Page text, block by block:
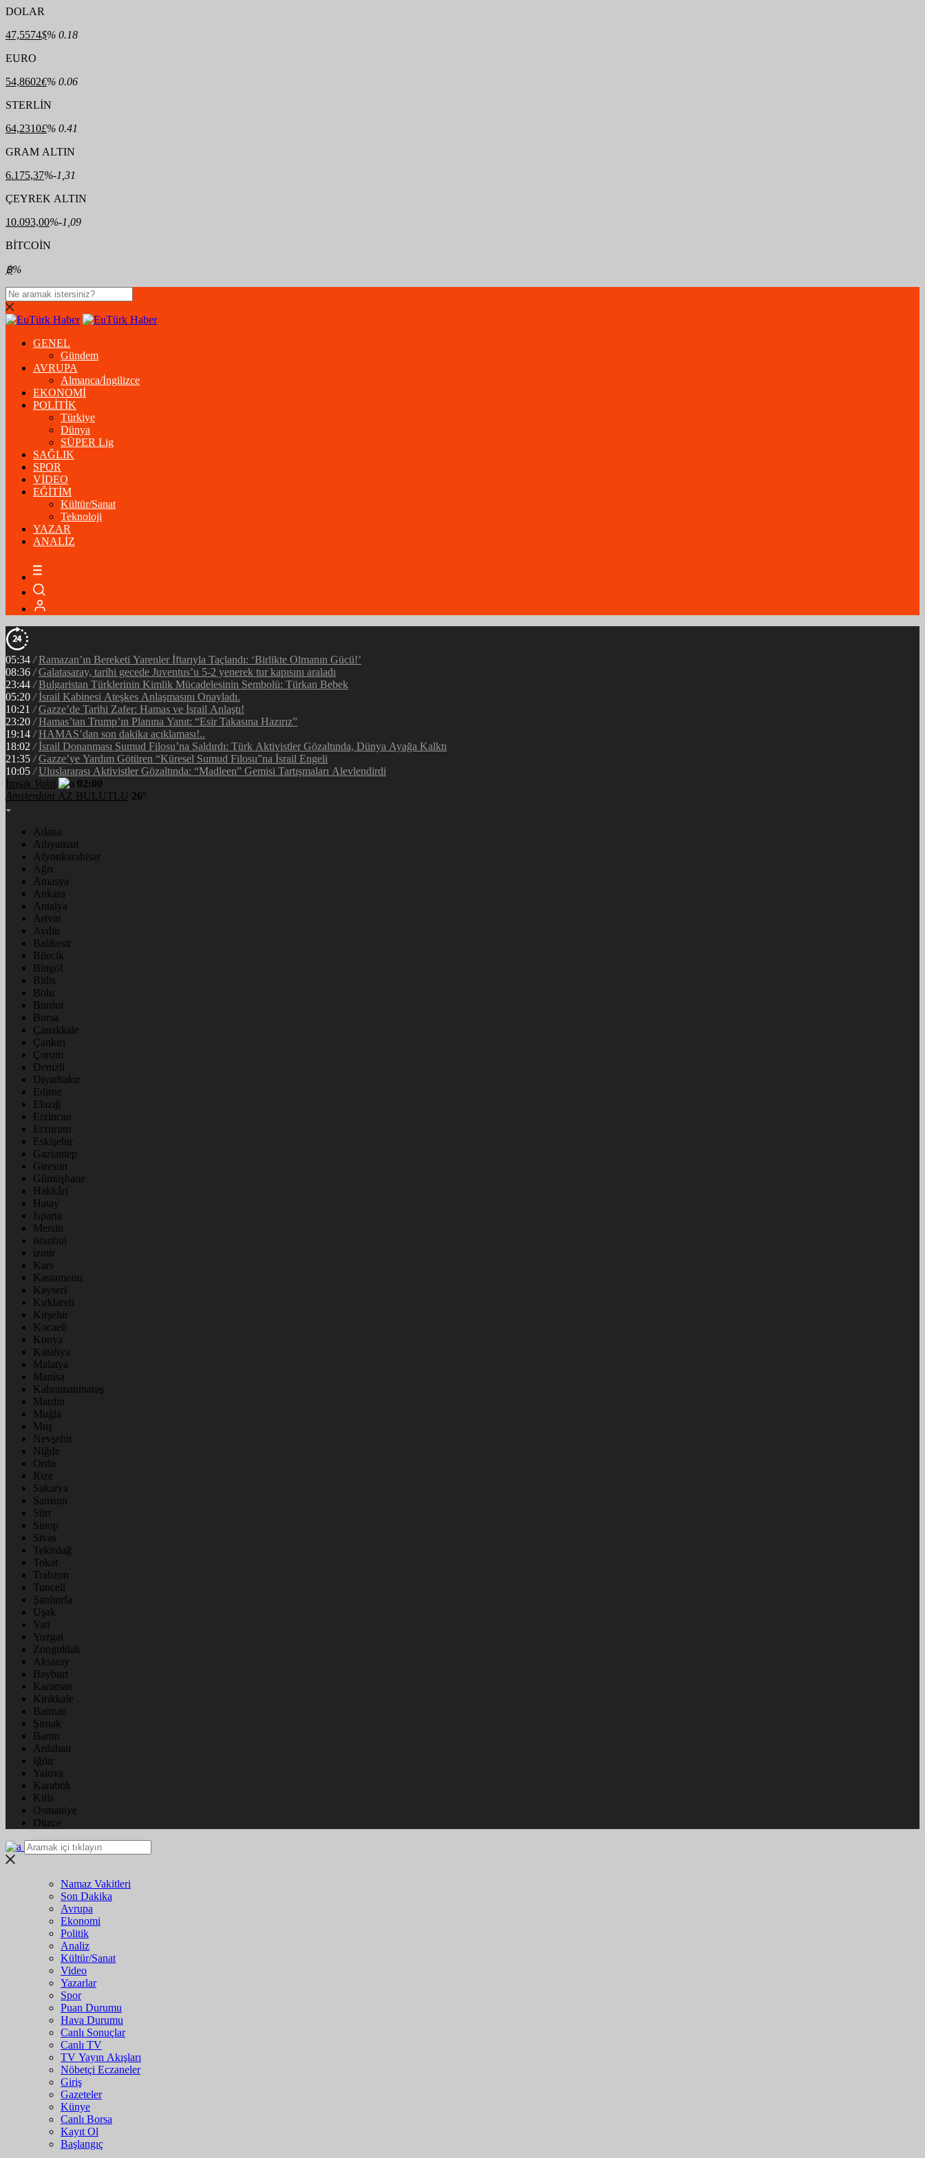
DOLAR
47,5574$% 0.18
EURO
54,8602€% 0.06
STERLİN
64,2310£% 0.41
GRAM ALTIN
6.175,37%-1,31
ÇEYREK ALTIN
10.093,00%-1,09
BİTCOİN
฿%
GENEL
Gündem
AVRUPA
Almanca/İngilizce
EKONOMİ
POLİTİK
Türkiye
Dünya
SÜPER Lig
SAĞLIK
SPOR
VİDEO
EĞİTİM
Kültür/Sanat
Teknoloji
YAZAR
ANALİZ
05:34 / Ramazan’ın Bereketi Yarenler İftarıyla Taçlandı: ‘Birlikte Olmanın Gücü!’
08:36 / Galatasaray, tarihi gecede Juventus’u 5-2 yenerek tur kapısını araladı
23:44 / Bulgaristan Türklerinin Kimlik Mücadelesinin Sembolü: Türkan Bebek
05:20 / İsrail Kabinesi Ateşkes Anlaşmasını Onayladı.
10:21 / Gazze’de Tarihi Zafer: Hamas ve İsrail Anlaştı!
23:20 / Hamas’tan Trump’ın Planına Yanıt: “Esir Takasına Hazırız”
19:14 / HAMAS’dan son dakika açıklaması!..
18:02 / İsrail Donanması Sumud Filosu’na Saldırdı: Türk Aktivistler Gözaltında, Dünya Ayağa Kalktı
21:35 / Gazze’ye Yardım Götüren “Küresel Sumud Filosu”na İsrail Engeli
10:05 / Uluslararası Aktivistler Gözaltında: “Madleen” Gemisi Tartışmaları Alevlendirdi
İmsak Vakti
02:00
Amsterdam AZ BULUTLU 26°
Adana
Adıyaman
Afyonkarahisar
Ağrı
Amasya
Ankara
Antalya
Artvin
Aydın
Balıkesir
Bilecik
Bingöl
Bitlis
Bolu
Burdur
Bursa
Çanakkale
Çankırı
Çorum
Denizli
Diyarbakır
Edirne
Elazığ
Erzincan
Erzurum
Eskişehir
Gaziantep
Giresun
Gümüşhane
Hakkâri
Hatay
Isparta
Mersin
istanbul
izmir
Kars
Kastamonu
Kayseri
Kırklareli
Kırşehir
Kocaeli
Konya
Kütahya
Malatya
Manisa
Kahramanmaraş
Mardin
Muğla
Muş
Nevşehir
Niğde
Ordu
Rize
Sakarya
Samsun
Siirt
Sinop
Sivas
Tekirdağ
Tokat
Trabzon
Tunceli
Şanlıurfa
Uşak
Van
Yozgat
Zonguldak
Aksaray
Bayburt
Karaman
Kırıkkale
Batman
Şırnak
Bartın
Ardahan
Iğdır
Yalova
Karabük
Kilis
Osmaniye
Düzce
Namaz Vakitleri
Son Dakika
Avrupa
Ekonomi
Politik
Analiz
Kültür/Sanat
Video
Yazarlar
Spor
Puan Durumu
Hava Durumu
Canlı Sonuçlar
Canlı TV
TV Yayın Akışları
Nöbetçi Eczaneler
Giriş
Gazeteler
Künye
Canlı Borsa
Kayıt Ol
Başlangıç